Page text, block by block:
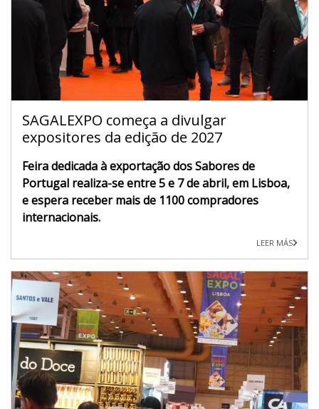
SAGALEXPO começa a divulgar
expositores da edição de 2027
Feira dedicada à exportação dos Sabores de
Portugal realiza-se entre 5 e 7 de abril, em Lisboa,
e espera receber mais de 1100 compradores
internacionais.
LEER MÁS